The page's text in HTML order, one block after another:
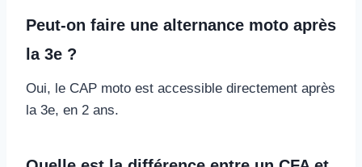
Peut-on faire une alternance moto après
la 3e ?
Oui, le CAP moto est accessible directement après
la 3e, en 2 ans.